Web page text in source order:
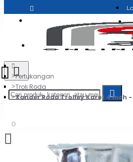
0
Pertukangan
Troli Roda
Xander Roda Trolley Karet 4 inch